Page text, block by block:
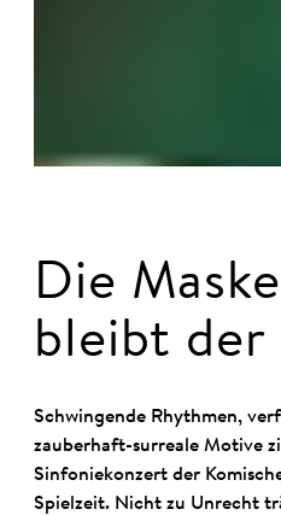
Die
bleibt der
Schwingende Rhythmen,
zauberhaft-surreale Motive
Sinfoniekonzert der
Spielzeit. Nicht zu Unrecht